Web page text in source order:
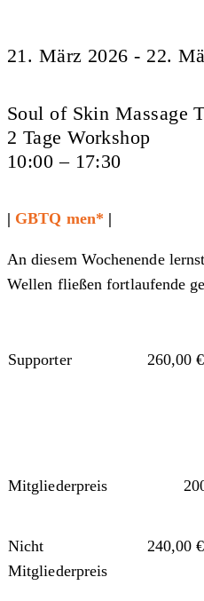
21. März 2026 - 22.
Soul of Skin Massage
2 Tage Workshop
10:00 – 17:30
| GBTQ men* |
An diesem Wochenende
Wellen fließen fortlaufende
Supporter 260,00€
Mitgliederpreis
Nicht
Mitgliederpreis
240,00€